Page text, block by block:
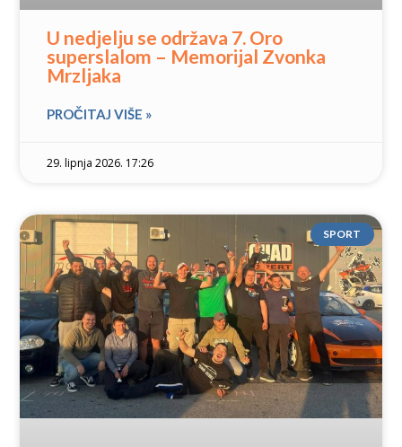
U nedjelju se održava 7. Oro
superslalom – Memorijal Zvonka
Mrzljaka
PROČITAJ VIŠE »
29. lipnja 2026. 17:26
SPORT